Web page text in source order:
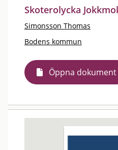
Skoterolycka
Simonsson Thomas
Bodens kommun
Öppna dokument